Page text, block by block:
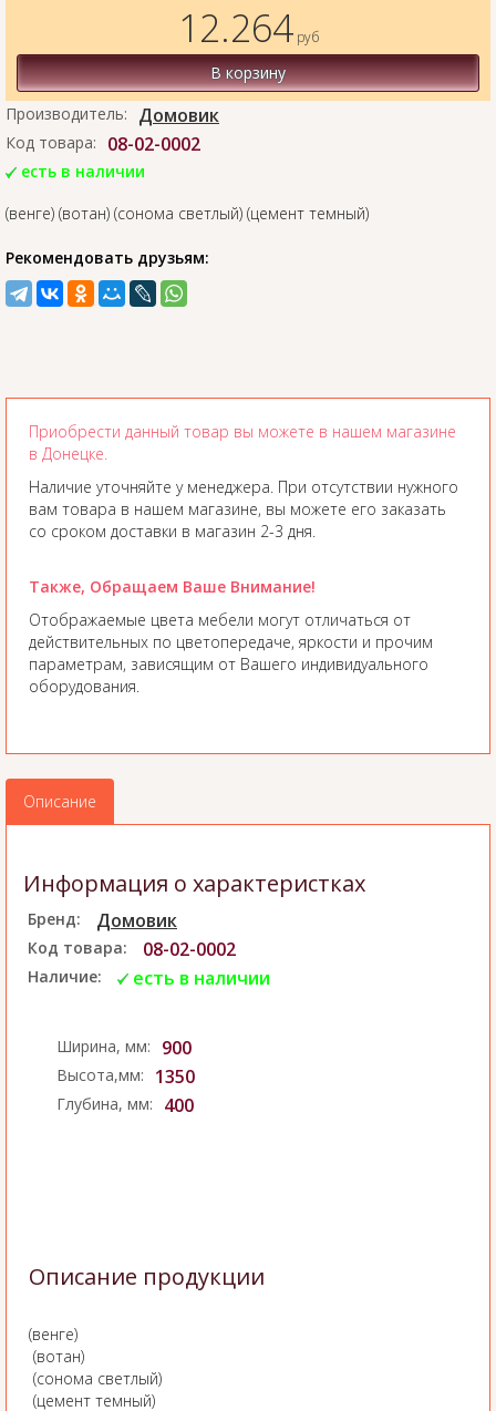
12.264руб
В корзину
Производитель:
Домовик
Код товара: 08-02-0002
есть в наличии
(венге) (вотан) (сонома светлый) (цемент темный)
Рекомендовать друзьям:
Приобрести данный товар вы можете в нашем магазине
в Донецке.
Наличие уточняйте у менеджера. При отсутствии нужного
вам товара в нашем магазине, вы можете его заказать
со сроком доставки в магазин 2-3 дня.
Также, Обращаем Ваше Внимание!
Отображаемые цвета мебели могут отличаться от
действительных по цветопередаче, яркости и прочим
параметрам, зависящим от Вашего индивидуального
оборудования.
Описание
Информация о характеристках
Бренд: Домовик
Код товара: 08-02-0002
Наличие: есть в наличии
Ширина, мм: 900
Высота,мм: 1350
Глубина, мм: 400
Описание продукции
(венге)
(вотан)
(сонома светлый)
(цемент темный)